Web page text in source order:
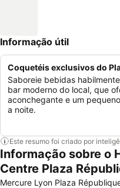
Informação útil
Coquetéis exclusivos do
Saboreie bebidas
bar moderno do local, que
aconchegante e um
a noite.
Este resumo foi criado por
Informação sobre o
Centre Plaza
Mercure Lyon Plaza